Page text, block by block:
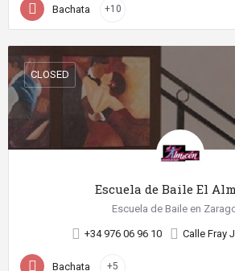
Bachata +10
Escuela de Baile El
Escuela de Baile en
+34 976 06 96 10 Calle Fray
CLOSED
Bachata +5